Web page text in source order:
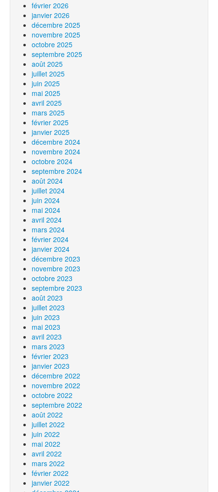
février 2026
janvier 2026
décembre 2025
novembre 2025
octobre 2025
septembre 2025
août 2025
juillet 2025
juin 2025
mai 2025
avril 2025
mars 2025
février 2025
janvier 2025
décembre 2024
novembre 2024
octobre 2024
septembre 2024
août 2024
juillet 2024
juin 2024
mai 2024
avril 2024
mars 2024
février 2024
janvier 2024
décembre 2023
novembre 2023
octobre 2023
septembre 2023
août 2023
juillet 2023
juin 2023
mai 2023
avril 2023
mars 2023
février 2023
janvier 2023
décembre 2022
novembre 2022
octobre 2022
septembre 2022
août 2022
juillet 2022
juin 2022
mai 2022
avril 2022
mars 2022
février 2022
janvier 2022